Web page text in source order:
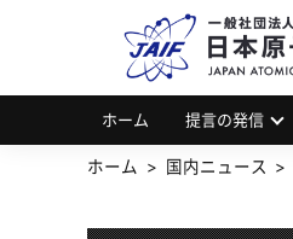
ホーム 提言の発信
ホーム 国内ニュース